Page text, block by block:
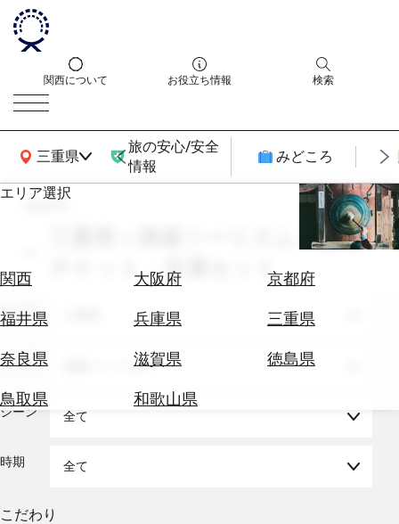
関西について お役立ち情報 検索
三重県
関西広域MAP
旅の安心/安全
情報
みどころ
エリア選択
関西 大阪府
京都府
福井県
兵庫県
三重県
奈良県
滋賀県
徳島県
鳥取県
和歌山県
エ
券
テ
を
る
search
三重県 × 酒蔵ツーリズム × 交通
チケット・交通セット
エリア
テーマ 酒蔵ツーリズム
シーン 全て
時期 全て
こだわり